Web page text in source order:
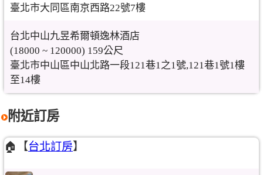
臺北市大同區南京西路22號7樓
台北中山九昱希爾頓逸林酒店
(18000 ~ 120000) 159公尺
臺北市中山區中山北路一段121巷1之1號,121巷1號1樓
至14樓
附近訂房
🏠【台北訂房】